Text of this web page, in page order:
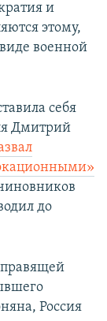
и
этому,
военной
себя
Дмитрий
до
Россия